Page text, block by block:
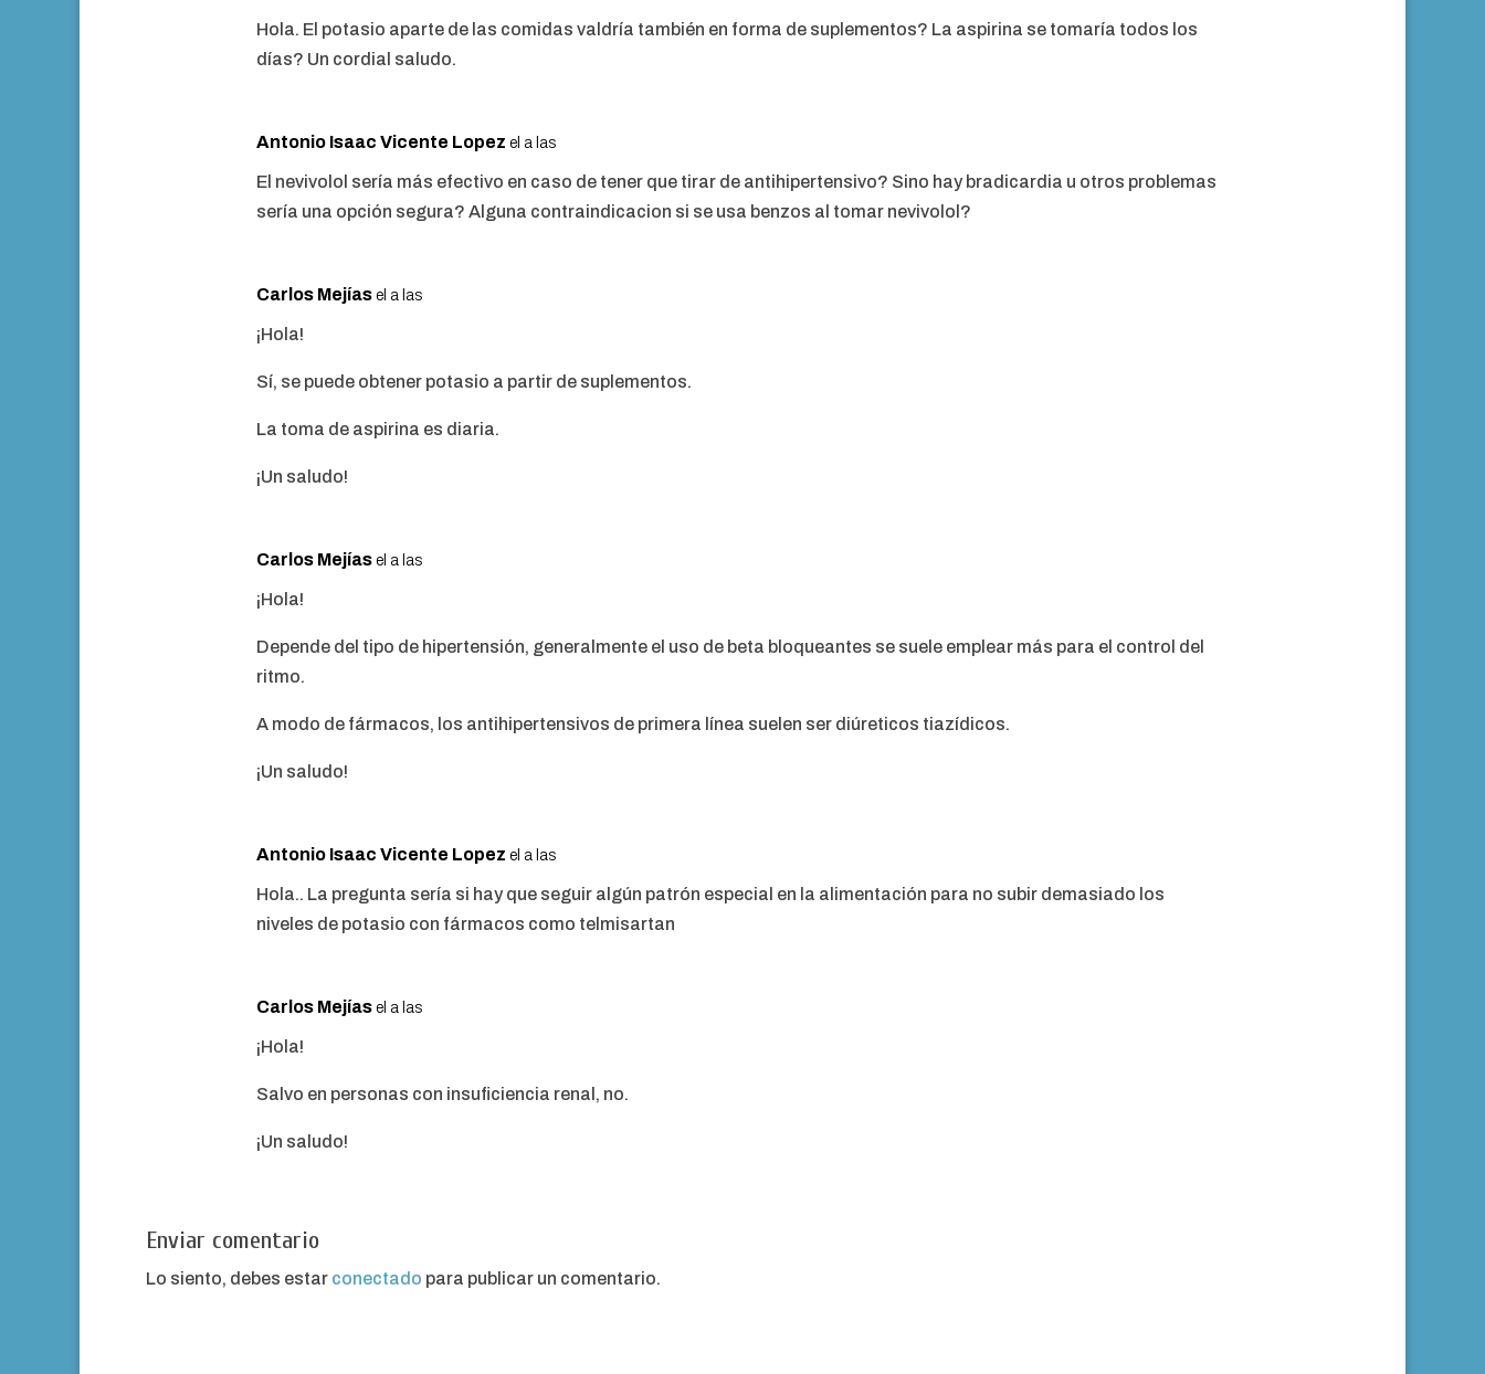
Hola. El potasio aparte de las comidas valdría también en forma de suplementos? La aspirina se tomaría todos los
días? Un cordial saludo.
Antonio Isaac Vicente Lopez el a las
El nevivolol sería más efectivo en caso de tener que tirar de antihipertensivo? Sino hay bradicardia u otros problemas
sería una opción segura? Alguna contraindicacion si se usa benzos al tomar nevivolol?
Carlos Mejías el a las
¡Hola!
Sí, se puede obtener potasio a partir de suplementos.
La toma de aspirina es diaria.
¡Un saludo!
Carlos Mejías el a las
¡Hola!
Depende del tipo de hipertensión, generalmente el uso de beta bloqueantes se suele emplear más para el control del
ritmo.
A modo de fármacos, los antihipertensivos de primera línea suelen ser diúreticos tiazídicos.
¡Un saludo!
Antonio Isaac Vicente Lopez el a las
Hola.. La pregunta sería si hay que seguir algún patrón especial en la alimentación para no subir demasiado los
niveles de potasio con fármacos como telmisartan
Carlos Mejías el a las
¡Hola!
Salvo en personas con insuficiencia renal, no.
¡Un saludo!
Enviar comentario
Lo siento, debes estar conectado para publicar un comentario.